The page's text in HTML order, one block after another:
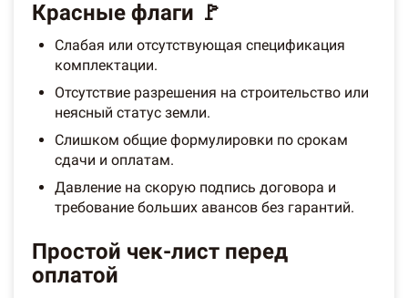
Красные флаги 🚩
Слабая или отсутствующая спецификация
комплектации.
Отсутствие разрешения на строительство или
неясный статус земли.
Слишком общие формулировки по срокам
сдачи и оплатам.
Давление на скорую подпись договора и
требование больших авансов без гарантий.
Простой чек-лист перед
оплатой